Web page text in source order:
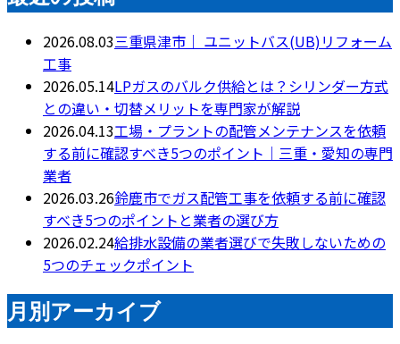
2026.08.03三重県津市｜ ユニットバス(UB)リフォーム
工事
2026.05.14LPガスのバルク供給とは？シリンダー方式
との違い・切替メリットを専門家が解説
2026.04.13工場・プラントの配管メンテナンスを依頼
する前に確認すべき5つのポイント｜三重・愛知の専門
業者
2026.03.26鈴鹿市でガス配管工事を依頼する前に確認
すべき5つのポイントと業者の選び方
2026.02.24給排水設備の業者選びで失敗しないための
5つのチェックポイント
月別アーカイブ